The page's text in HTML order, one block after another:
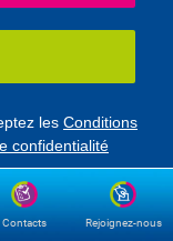
les Conditions
confidentialité
Contacts Rejoignez-nous